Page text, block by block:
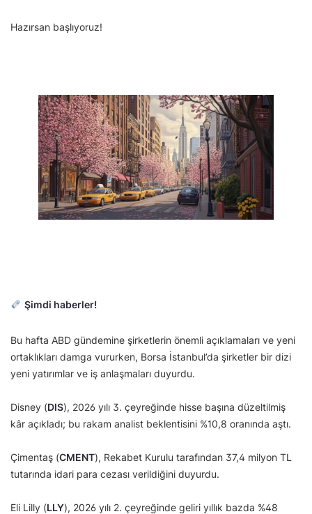
Hazırsan başlıyoruz!
Şimdi haberler!
Bu hafta ABD gündemine şirketlerin önemli açıklamaları ve yeni
ortaklıkları damga vururken, Borsa İstanbul’da şirketler bir dizi
yeni yatırımlar ve iş anlaşmaları duyurdu.
Disney (DIS), 2026 yılı 3. çeyreğinde hisse başına düzeltilmiş
kâr açıkladı; bu rakam analist beklentisini %10,8 oranında aştı.
Çimentaş (CMENT), Rekabet Kurulu tarafından 37,4 milyon TL
tutarında idari para cezası verildiğini duyurdu.
Eli Lilly (LLY), 2026 yılı 2. çeyreğinde geliri yıllık bazda %48